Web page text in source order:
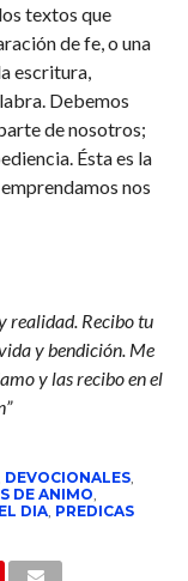
textos que
de fe, o una
escritura,
Debemos
de nosotros;
Ésta es la
nos
realidad. Recibo tu
y bendición. Me
y las recibo en el
DEVOCIONALES,
DE ANIMO
DIA, PREDICAS